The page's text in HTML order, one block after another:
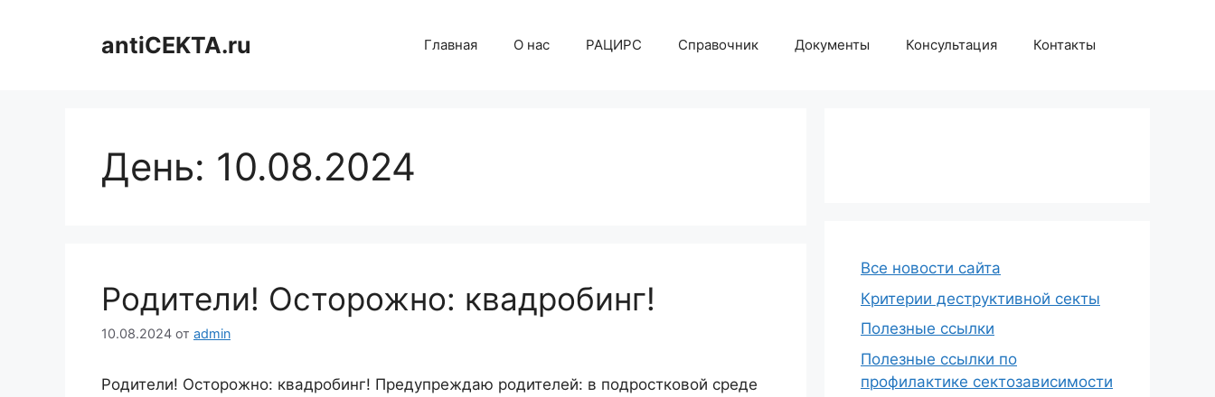
содержимомуantiCEKTA.ru Главная О нас РАЦИРС Справочник Документы Консультация Контакты
День: 10.08.2024
Родители! Осторожно: квадробинг!
10.08.2024 от admin
Родители! Осторожно: квадробинг! Предупреждаю родителей: в подростковой среде
Все новости сайта
Критерии деструктивной секты
Полезные ссылки
Полезные ссылки по
профилактике сектозависимости